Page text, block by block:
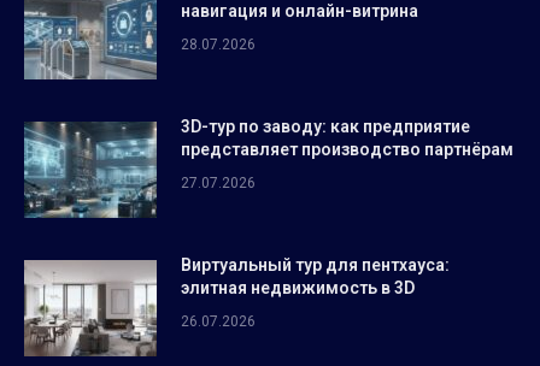
навигация и онлайн-витрина
28.07.2026
3D-тур по заводу: как предприятие
представляет производство партнёрам
27.07.2026
Виртуальный тур для пентхауса:
элитная недвижимость в 3D
26.07.2026